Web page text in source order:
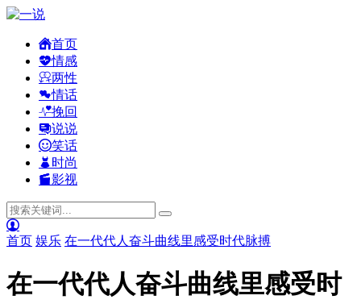
首页
情感
两性
情话
挽回
说说
笑话
时尚
影视
首页 娱乐 在一代代人奋斗曲线里感受时代脉搏
在一代代人奋斗曲线里感受时